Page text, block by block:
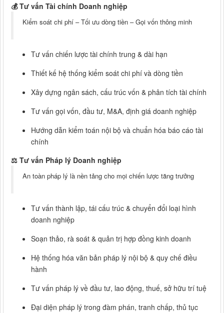
💰Tư vấn Tài chính Doanh nghiệp
Kiểm soát chi phí – Tối ưu dòng tiền – Gọi vốn thông minh
Tư vấn chiến lược tài chính trung & dài hạn
Thiết kế hệ thống kiểm soát chi phí và dòng tiền
Xây dựng ngân sách, cấu trúc vốn & phân tích tài chính
Tư vấn gọi vốn, đầu tư, M&A, định giá doanh nghiệp
Hướng dẫn kiểm toán nội bộ và chuẩn hóa báo cáo tài
chính
⚖️ Tư vấn Pháp lý Doanh nghiệp
An toàn pháp lý là nền tảng cho mọi chiến lược tăng trưởng
Tư vấn thành lập, tái cấu trúc & chuyển đổi loại hình
doanh nghiệp
Soạn thảo, rà soát & quản trị hợp đồng kinh doanh
Hệ thống hóa văn bản pháp lý nội bộ & quy chế điều
hành
Tư vấn pháp lý về đầu tư, lao động, thuế, sở hữu trí tuệ
Đại diện pháp lý trong đàm phán, tranh chấp, thủ tục